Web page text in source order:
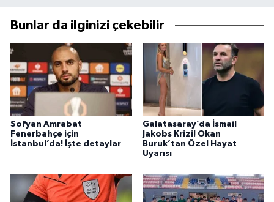
Bunlar da ilginizi çekebilir
Sofyan Amrabat
Fenerbahçe için
İstanbul’da! İşte detaylar
Galatasaray’da İsmail
Jakobs Krizi! Okan
Buruk’tan Özel Hayat
Uyarısı